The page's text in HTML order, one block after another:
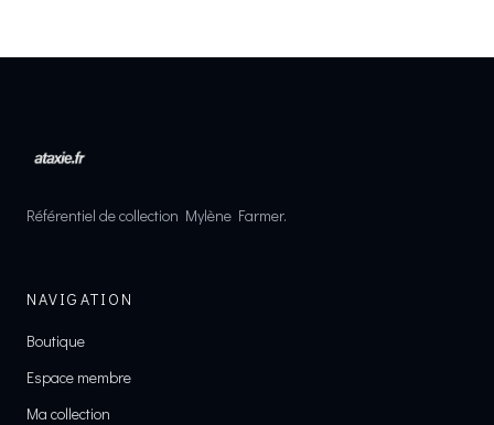
Référentiel de collection Mylène Farmer.
NAVIGATION
Boutique
Espace membre
Ma collection